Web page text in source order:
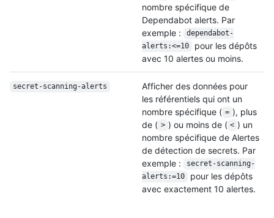
nombre spécifique de
Dependabot alerts. Par
exemple :
dependabot-
alerts:<=10
pour les dépôts
avec 10 alertes ou moins.
secret-scanning-alerts
Afficher des données pour
les référentiels qui ont un
nombre spécifique ( = ), plus
de ( > ) ou moins de ( < ) un
nombre spécifique de Alertes
de détection de secrets. Par
exemple :
secret-scanning-
alerts:=10
pour les dépôts
avec exactement 10 alertes.